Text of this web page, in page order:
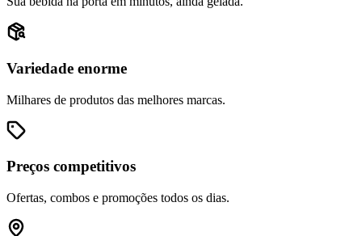
Variedade enorme
Milhares de produtos das melhores marcas.
Preços competitivos
Ofertas, combos e promoções todos os dias.